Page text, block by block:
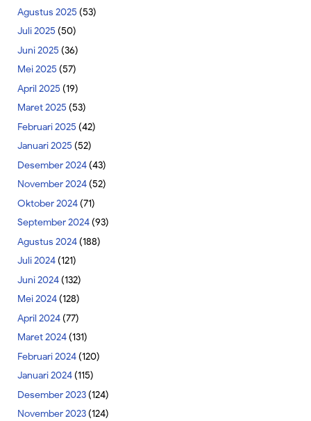
Agustus 2025 (53)
Juli 2025 (50)
Juni 2025 (36)
Mei 2025 (57)
April 2025 (19)
Maret 2025 (53)
Februari 2025 (42)
Januari 2025 (52)
Desember 2024(43)
November 2024(52)
Oktober 2024(71)
September 2024(93)
Agustus 2024(188)
Juli 2024(121)
Juni 2024(132)
Mei 2024(128)
April 2024(77)
Maret 2024(131)
Februari 2024(120)
Januari 2024(115)
Desember 2023(124)
November 2023(124)